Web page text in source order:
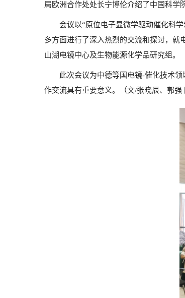
局欧洲合作处处长宁博伦介绍了中国科学
会议以“原位电子显微学驱动催化科
多方面进行了深入热烈的交流和探讨，就
山湖电镜中心及生物能源化学品研究组。
此次会议为中德等国电镜-催化技术领
作交流具有重要意义。（文/张晓辰、郭强